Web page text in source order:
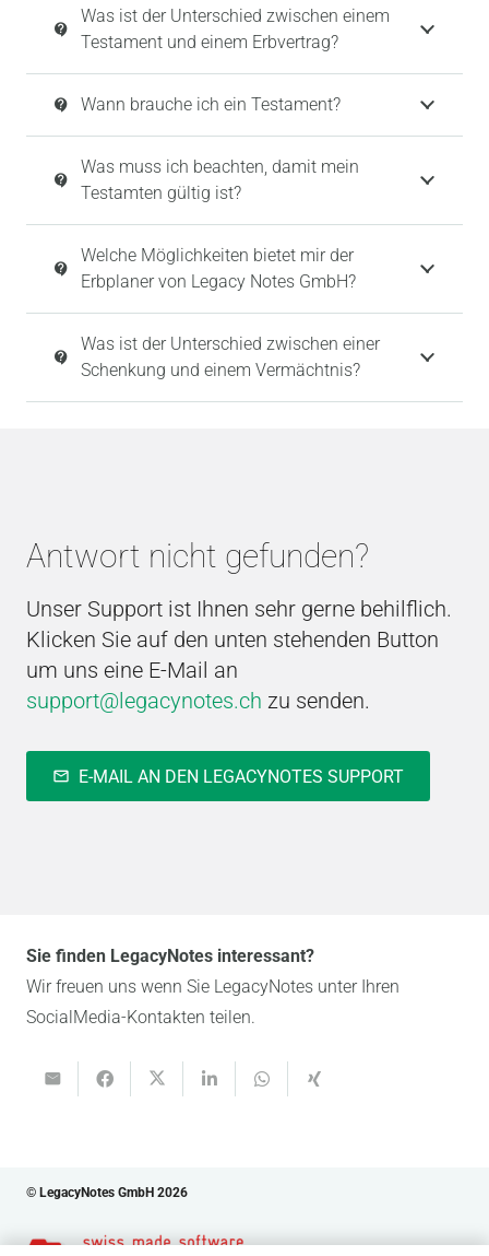
contact_support
Was ist der Unterschied zwischen einem
Testament und einem Erbvertrag?
contact_support Wann brauche ich ein Testament?
contact_support
Was muss ich beachten, damit mein
Testamten gültig ist?
contact_support
Welche Möglichkeiten bietet mir der
Erbplaner von Legacy Notes GmbH?
contact_support
Was ist der Unterschied zwischen einer
Schenkung und einem Vermächtnis?
Antwort nicht gefunden?
Unser Support ist Ihnen sehr gerne behilflich.
Klicken Sie auf den unten stehenden Button
um uns eine E-Mail an
support@legacynotes.ch zu senden.
mail_outline E-MAIL AN DEN LEGACYNOTES SUPPORT
Sie finden LegacyNotes interessant?
Wir freuen uns wenn Sie LegacyNotes unter Ihren
SocialMedia-Kontakten teilen.
© LegacyNotes GmbH 2026